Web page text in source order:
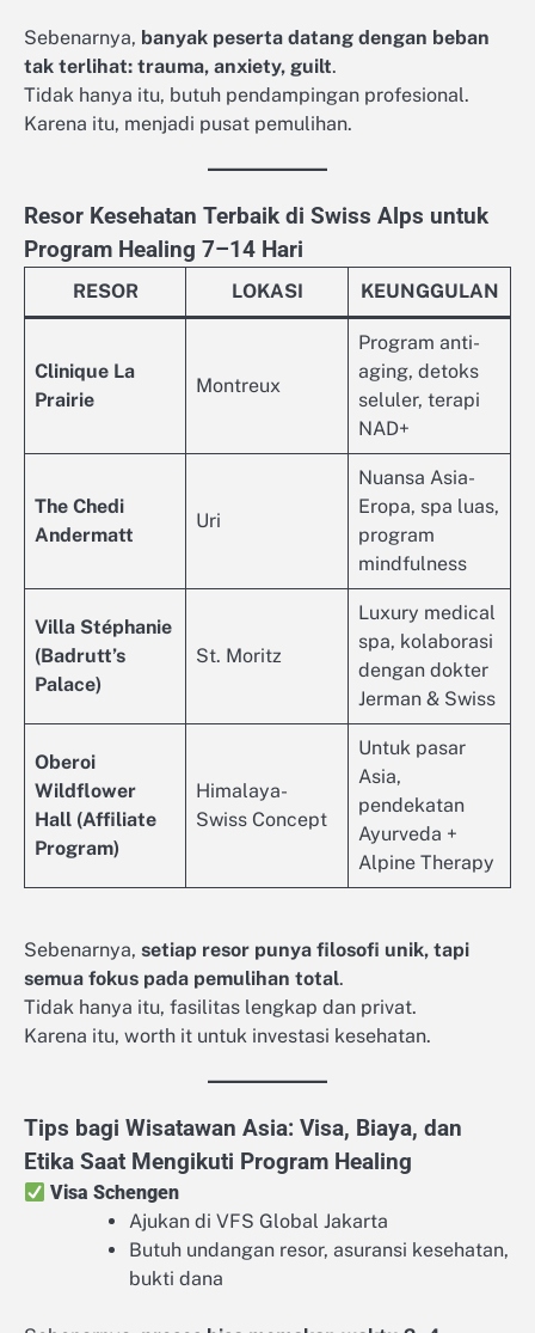
Sebenarnya, banyak peserta datang dengan beban
tak terlihat: trauma, anxiety, guilt.
Tidak hanya itu, butuh pendampingan profesional.
Karena itu, menjadi pusat pemulihan.
Resor Kesehatan Terbaik di Swiss Alps untuk
Program Healing 7–14 Hari
RESOR LOKASI KEUNGGULAN
Clinique La
Prairie
Montreux
Program anti-
aging, detoks
seluler, terapi
NAD+
The Chedi
Andermatt
Uri
Nuansa Asia-
Eropa, spa luas,
program
mindfulness
Villa Stéphanie
(Badrutt’s
Palace)
St. Moritz
Luxury medical
spa, kolaborasi
dengan dokter
Jerman & Swiss
Oberoi
Wildflower
Hall (Affiliate
Program)
Himalaya-
Swiss Concept
Untuk pasar
Asia,
pendekatan
Ayurveda +
Alpine Therapy
Sebenarnya, setiap resor punya filosofi unik, tapi
semua fokus pada pemulihan total.
Tidak hanya itu, fasilitas lengkap dan privat.
Karena itu, worth it untuk investasi kesehatan.
Tips bagi Wisatawan Asia: Visa, Biaya, dan
Etika Saat Mengikuti Program Healing
Visa Schengen
Ajukan di VFS Global Jakarta
Butuh undangan resor, asuransi kesehatan,
bukti dana